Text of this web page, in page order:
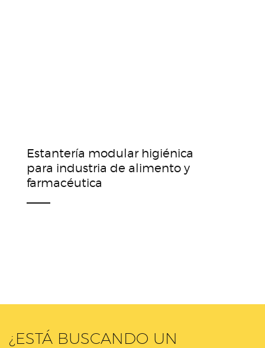
Estantería modular higiénica
para industria de alimento y
farmacéutica
¿ESTÁ BUSCANDO UN